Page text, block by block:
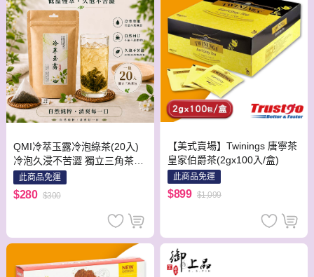
QMI冷萃玉露冷泡綠茶(20入)
冷泡久浸不苦澀 獨立三角茶包
清爽回甘 無糖解渴茶
此商品免運
$280 $300
【美式賣場】Twinings 唐寧茶
皇家伯爵茶(2gx100入/盒)
此商品免運
$899 $1,099